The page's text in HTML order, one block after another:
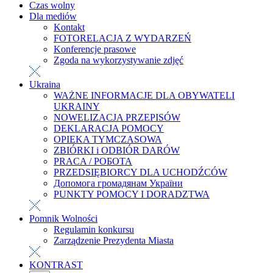
Czas wolny
Dla mediów
Kontakt
FOTORELACJA Z WYDARZEŃ
Konferencje prasowe
Zgoda na wykorzystywanie zdjęć
Ukraina
WAŻNE INFORMACJE DLA OBYWATELI
UKRAINY
NOWELIZACJA PRZEPISÓW
DEKLARACJA POMOCY
OPIEKA TYMCZASOWA
ZBIÓRKI i ODBIÓR DARÓW
PRACA / РОБОТА
PRZEDSIĘBIORCY DLA UCHODŹCÓW
Допомога громадянам України
PUNKTY POMOCY I DORADZTWA
Pomnik Wolności
Regulamin konkursu
Zarządzenie Prezydenta Miasta
KONTRAST